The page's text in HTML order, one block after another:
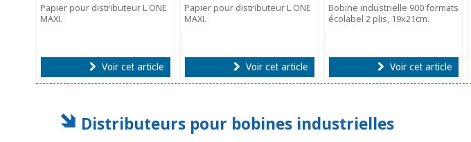
Papier pour distributeur L ONE
MAXI.
Voir cet article
Papier pour distributeur L ONE
MAXI.
Voir cet article
Bobine industrielle 900 formats
écolabel 2 plis, 19x21cm.
Voir cet article
Distributeurs pour bobines industrielles